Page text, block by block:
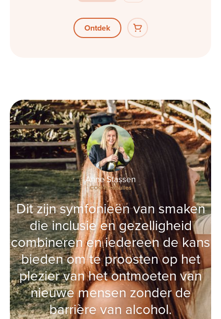
Ontdek
Anne Stassen
COO Neobulles
Dit zijn symfonieën van smaken
die inclusie en gezelligheid
combineren en iedereen de kans
bieden om te proosten op het
plezier van het ontmoeten van
nieuwe mensen zonder de
barrière van alcohol.